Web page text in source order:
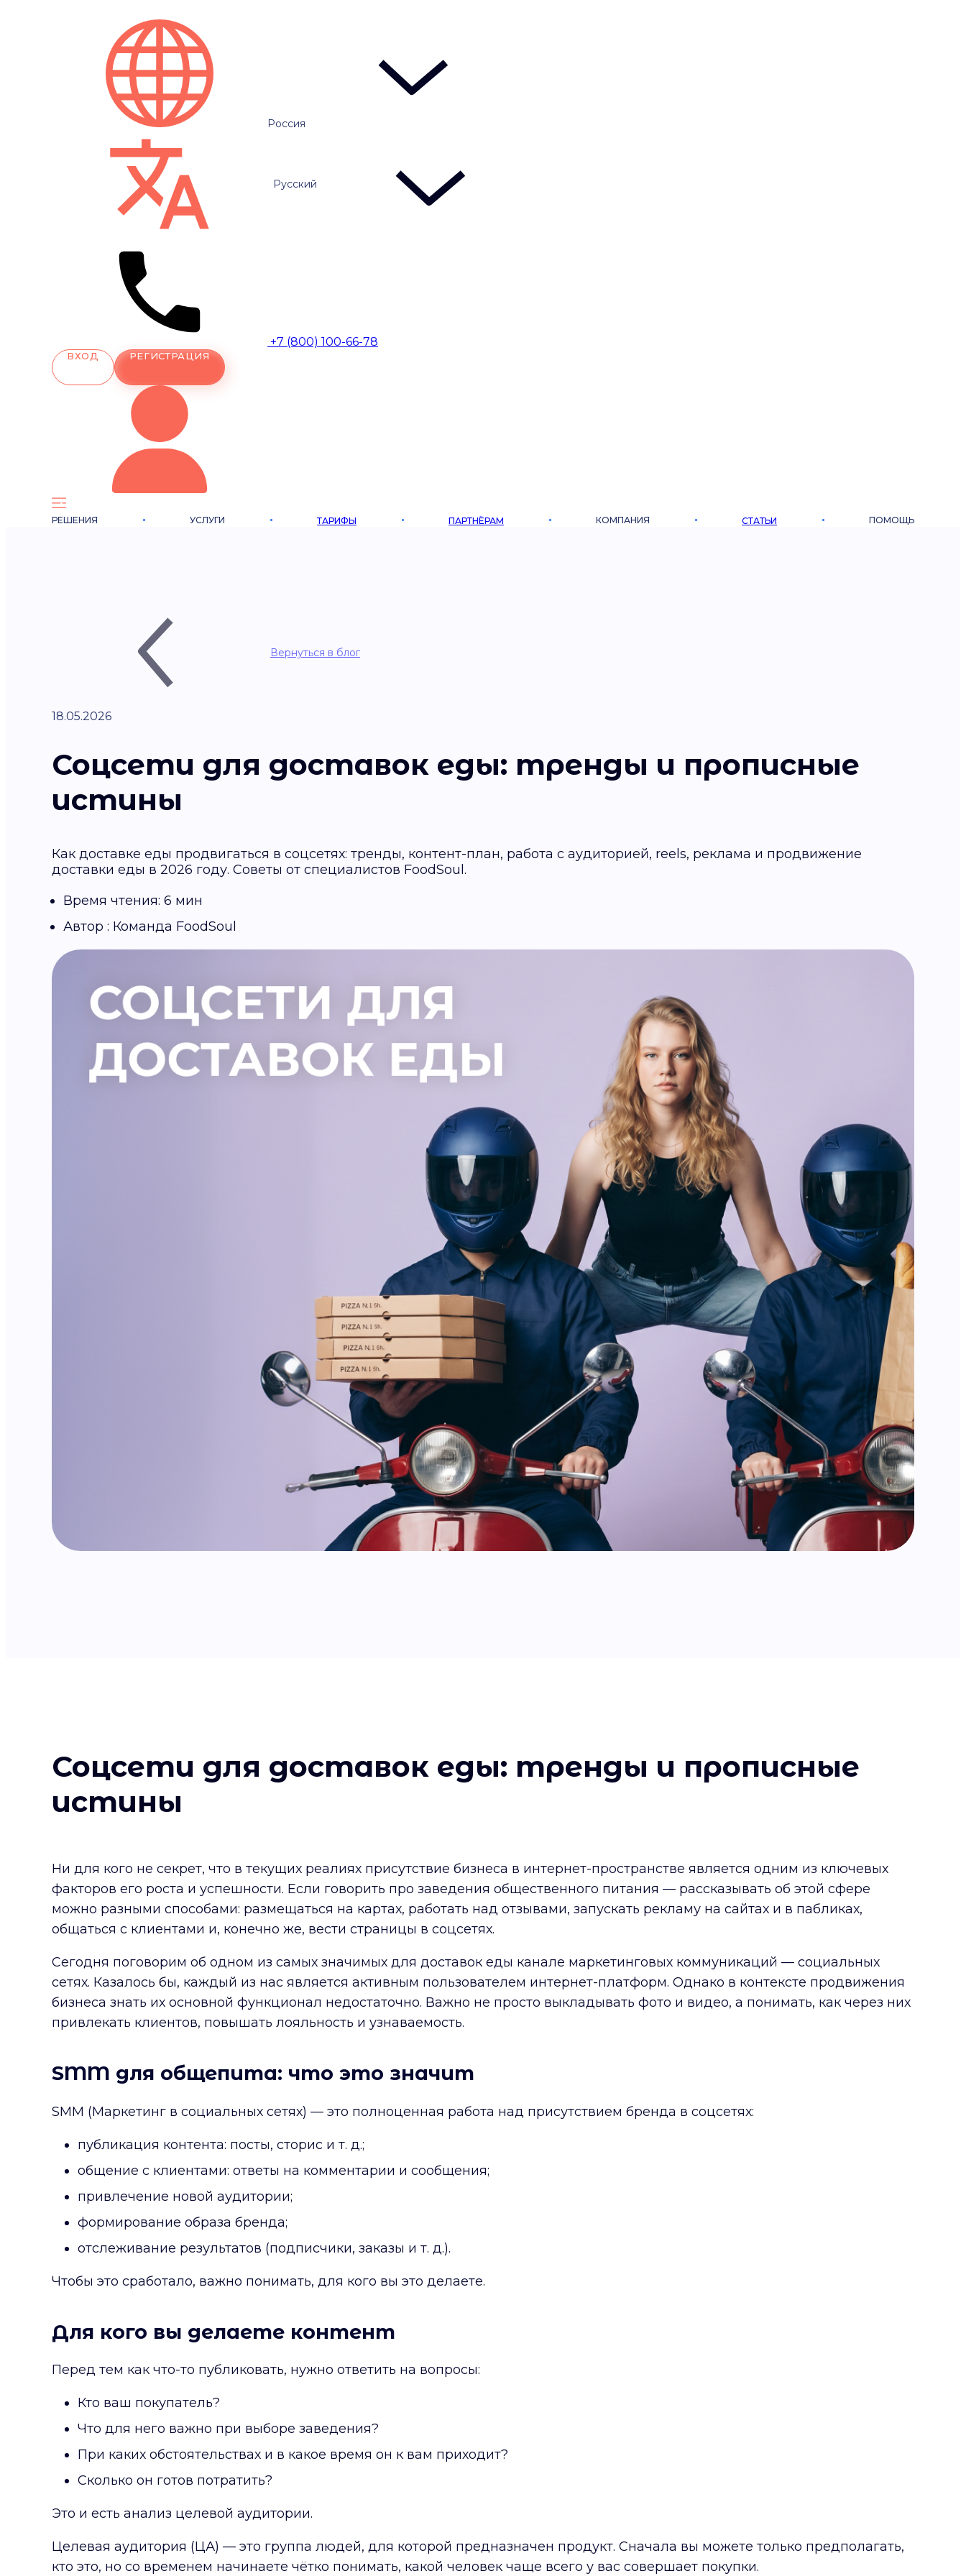
Россия
Русский
+7 (800) 100-66-78
ВХОД РЕГИСТРАЦИЯ
РЕШЕНИЯ УСЛУГИ ТАРИФЫ ПАРТНЁРАМ КОМПАНИЯ СТАТЬИ ПОМОЩЬ
Вернуться в блог
18.05.2026
Соцсети для доставок еды: тренды и прописные
истины
Как доставке еды продвигаться в соцсетях: тренды, контент-план, работа с аудиторией, reels, реклама и продвижение
доставки еды в 2026 году. Советы от специалистов FoodSoul.
Время чтения: 6 мин
Автор : Команда FoodSoul
Соцсети для доставок еды: тренды и прописные
истины
Ни для кого не секрет, что в текущих реалиях присутствие бизнеса в интернет-пространстве является одним из ключевых
факторов его роста и успешности. Если говорить про заведения общественного питания — рассказывать об этой сфере
можно разными способами: размещаться на картах, работать над отзывами, запускать рекламу на сайтах и в пабликах,
общаться с клиентами и, конечно же, вести страницы в соцсетях.
Сегодня поговорим об одном из самых значимых для доставок еды канале маркетинговых коммуникаций — социальных
сетях. Казалось бы, каждый из нас является активным пользователем интернет-платформ. Однако в контексте продвижения
бизнеса знать их основной функционал недостаточно. Важно не просто выкладывать фото и видео, а понимать, как через них
привлекать клиентов, повышать лояльность и узнаваемость.
SMM для общепита: что это значит
SMM (Маркетинг в социальных сетях) — это полноценная работа над присутствием бренда в соцсетях:
публикация контента: посты, сторис и т. д.;
общение с клиентами: ответы на комментарии и сообщения;
привлечение новой аудитории;
формирование образа бренда;
отслеживание результатов (подписчики, заказы и т. д.).
Чтобы это сработало, важно понимать, для кого вы это делаете.
Для кого вы делаете контент
Перед тем как что-то публиковать, нужно ответить на вопросы:
Кто ваш покупатель?
Что для него важно при выборе заведения?
При каких обстоятельствах и в какое время он к вам приходит?
Сколько он готов потратить?
Это и есть анализ целевой аудитории.
Целевая аудитория (ЦА) — это группа людей, для которой предназначен продукт. Сначала вы можете только предполагать,
кто это, но со временем начинаете чётко понимать, какой человек чаще всего у вас совершает покупки.